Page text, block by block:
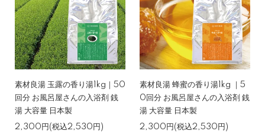
素材良湯 玉露の香り湯1kg｜50
回分 お風呂屋さんの入浴剤 銭
湯 大容量 日本製
2,300円(税込2,530円)
素材良湯 蜂蜜の香り湯1kg ｜5
0回分 お風呂屋さんの入浴剤 銭
湯 大容量 日本製
2,300円(税込2,530円)